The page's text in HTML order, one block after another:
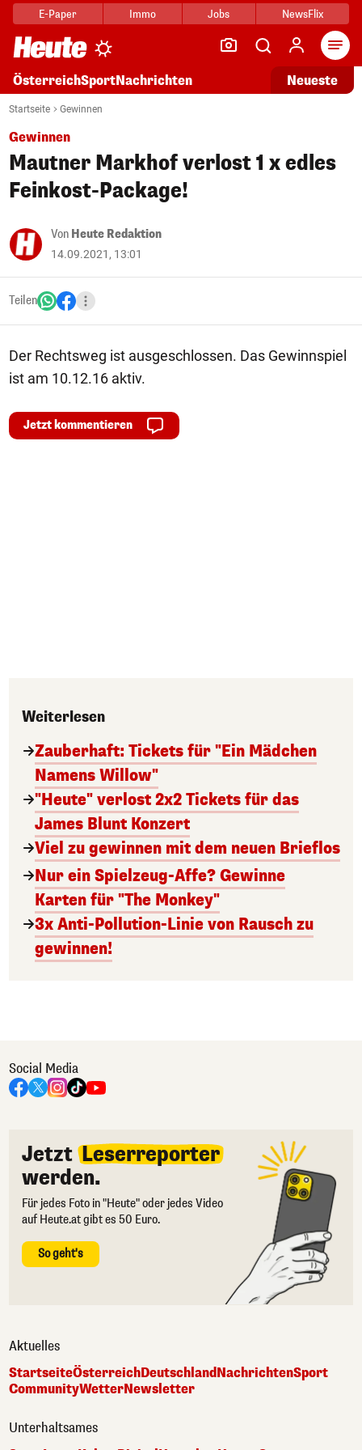
E-Paper Immo Jobs NewsFlix
ÖsterreichSportNachrichten Neueste
Startseite Gewinnen
Gewinnen
Mautner Markhof verlost 1 x edles
Feinkost-Package!
Von Heute Redaktion
14.09.2021, 13:01
Teilen
Der Rechtsweg ist ausgeschlossen. Das Gewinnspiel
ist am 10.12.16 aktiv.
Jetzt kommentieren
Weiterlesen
Zauberhaft: Tickets für "Ein Mädchen
Namens Willow"
"Heute" verlost 2x2 Tickets für das
James Blunt Konzert
Viel zu gewinnen mit dem neuen Brieflos
Nur ein Spielzeug-Affe? Gewinne
Karten für "The Monkey"
3x Anti-Pollution-Linie von Rausch zu
gewinnen!
Social Media
Jetzt Leserreporter
werden.
Für jedes Foto in "Heute" oder jedes Video
auf Heute.at gibt es 50 Euro.
So geht's
Aktuelles
StartseiteÖsterreichDeutschlandNachrichtenSport
CommunityWetterNewsletter
Unterhaltsames